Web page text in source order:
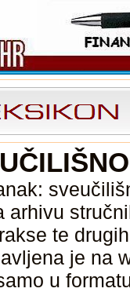
arhivu
te
je na
u